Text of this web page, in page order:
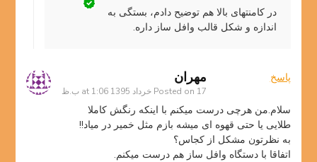
در کامنتهای بالا هم توضیح دادم، بستگی به
اندازه و شکل قالب وافل ساز داره.
مهران
Posted on 17 خرداد 1395 at 1:06 ب.ظ
پاسخ
سلام.من هرچی درست میکنم با اینکه رنگش کاملا
طلایی یا حتی قهوه ای میشه بازم مثل خمیر در میاد!!
به نظرتون مشکل از کجاس؟
اتفاقا با دستگاه وافل ساز هم درست میکنم.